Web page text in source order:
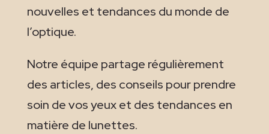
nouvelles et tendances du monde de
l’optique.
Notre équipe partage régulièrement
des articles, des conseils pour prendre
soin de vos yeux et des tendances en
matière de lunettes.